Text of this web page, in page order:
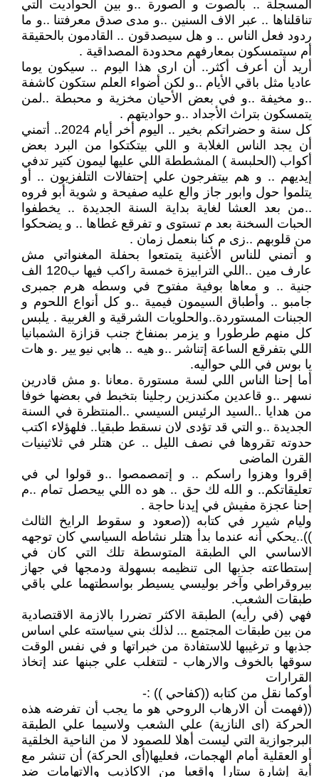
المسجلة .. بالصوت و الصورة ..و بين الحواديت التي
تناقلناها .. عبر الاف السنين ..و مدى صدق معرفتنا ..و ما
ردود فعل الناس .. و هل سيصدقون .. القادمون بالحقيقة
أم سيتمسكون بمعارفهم محدودة المصداقية .
أريد أن أعرف أكثر.. أن ارى هذا اليوم .. سيكون يوما
عاديا مثل باقي الأيام ..و لكن أضواء العلم ستكون كاشفة
..و مخيفة ..و في بعض الأحيان مخزية و محبطة ..لمن
يتمسكون بتراث الأجداد ..و حواديتهم .
كل سنة و حضراتكم بخير .. اليوم أخر أيام 2024.. أتمني
أن يجد الناس الغلابة و اللي بيتكتكوا من البرد بعض
أكواب (الحلبسة ) المشططة اللي عليها ليمون كتير تدفي
إيديهم .. و هم بيتفرجون علي إحتفالات التلفزيون .. أو
يتلموا حول وابور جاز والع عليه صفيحة و شوية أبو فروه
..من بعد العشا لغاية بداية السنة الجديدة .. يخطفوا
الحبات السخنة بعد م تستوى و تفرقع غطاها .. و يضحكوا
من قلوبهم ..زى م كنا بنعمل زمان .
و أتمني للناس الأغنية يتمتعوا بحفلة المغنواتي مش
عارف مين ..اللي الترابيزة خمسة راكب فيها ب120 الف
جنية .. و معاها بوفية مفتوح في وسطه هرم جمبرى
جامبو .. وأطباق السيمون فيمية ..و كل أنواع اللحوم و
الجبنات المستوردة..والحلويات الشرقية و الغربية . يلبس
كل منهم طرطورا و يزمر بمنفاخ جنب قزازة الشمبانيا
اللي بتفرقع الساعة إتناشر ..و هيه .. هابي نيو يير .و هات
يا بوس في اللي حواليه.
أما إحنا الناس اللي لسة مستورة .معانا .و مش قادرين
نسهر ..و قاعدين مكندزين رجلينا بتخبط في بعضها خوفا
من هدايا ..السيد الرئيس السيسي ..المنتظرة في السنة
الجديدة ..و التي قد تؤدى لان نسقط طبقيا.. فلهؤلاء اكتب
حدوته تقروها في نصف الليل .. عن هتلر في ثلاثينيات
القرن الماضى
إقروا وهزوا راسكم .. و إتمصمصوا ..و قولوا لي في
تعليقاتكم.. و الله لك حق .. هو ده اللي بيحصل تمام ..م
إحنا عجزة مفيش في إيدنا حاجة .
وليام شيرر في كتابه ((صعود و سقوط الرايخ الثالث
))..يحكي أنه عندما بدأ هتلر نشاطه السياسي كان توجهه
الاساسي الي الطبقة المتوسطة تلك التي كان في
إستطاعته جذبها الى تنظيمه بسهولة ودمجها في جهاز
بيروقراطي وآخر بوليسي يسيطر بواسطتهما علي باقي
طبقات الشعب.
فهي (في رأيه) الطبقة الاكثر تضررا بالازمة الاقتصادية
من بين طبقات المجتمع ... لذلك بني سياسته علي اساس
جذبها و ترغيبها للاستفادة من خبراتها و في نفس الوقت
سوقها بالخوف والارهاب - لتتغلب علي جبنها عند إتخاذ
القرارات
أوكما نقل من كتابه ((كفاحي )) :-
((فهمت أن الارهاب الروحي هو ما يجب أن تفرضه هذه
الحركة (اى النازية) علي الشعب ولاسيما علي الطبقة
البرجوازية التي ليست أهلا للصمود لا من الناحية الخلقية
أو العقلية أمام الهجمات، فعليها(أى الحركة) أن تنشر مع
أية إشارة ستارا واقعيا من الاكاذيب والاتهامات ضد